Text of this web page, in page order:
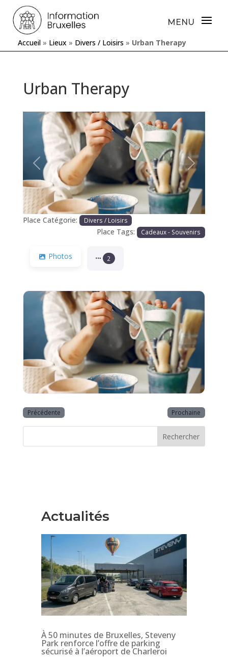
Accueil » Lieux » Divers / Loisirs » Urban Therapy
Urban Therapy
Précédente Prochaine
Place Catégorie: Divers / Loisirs
Place Tags: Cadeaux - Souvenirs
Photos 2
Précédente Prochaine
Rechercher
Actualités
À 50 minutes de Bruxelles, Steveny
Park renforce l’offre de parking
sécurisé à l’aéroport de Charleroi